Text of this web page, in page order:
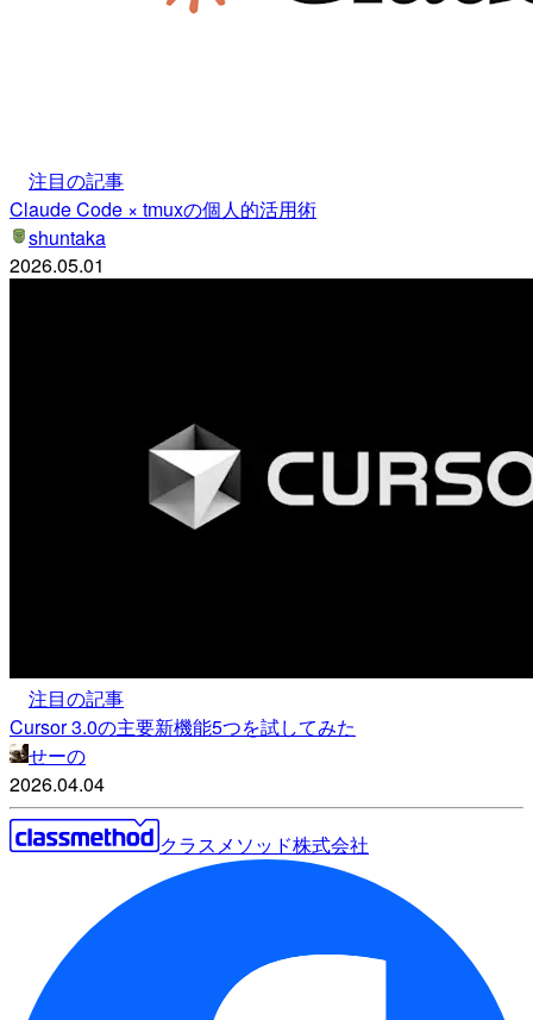
注目の記事
Claude Code × tmuxの個人的活用術
shuntaka
2026.05.01
注目の記事
Cursor 3.0の主要新機能5つを試してみた
せーの
2026.04.04
クラスメソッド株式会社